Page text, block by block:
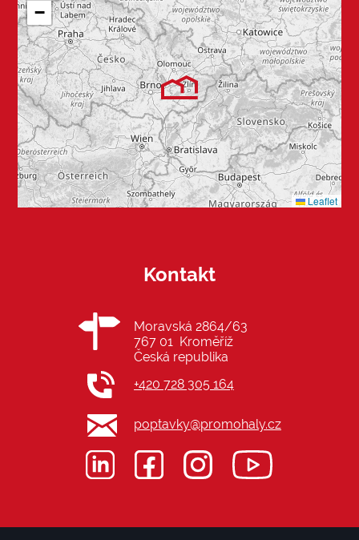
−
Leaflet
Kontakt
Moravská 2864/63
767 01 Kroměříž
Česká republika
+420 728 305 164
poptavky@promohaly.cz